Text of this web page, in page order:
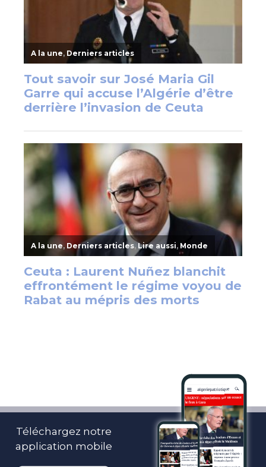
Téléchargez notre
application mobile